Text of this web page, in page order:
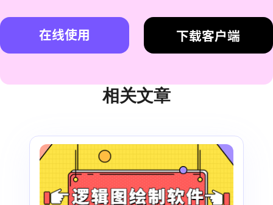
在线使用 下载客户端
相关文章